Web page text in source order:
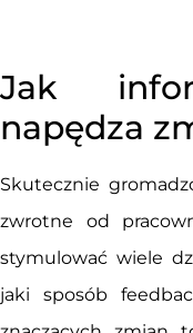
Jak
napędza
Skutecznie
zwrotne od
stymulować wiele
jaki sposób